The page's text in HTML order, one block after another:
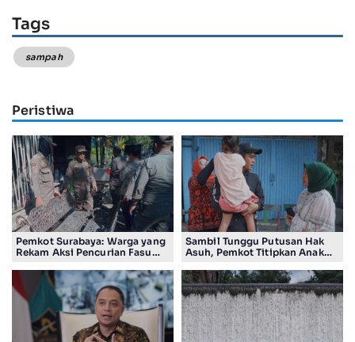
Tags
sampah
Peristiwa
Pemkot Surabaya: Warga yang
Rekam Aksi Pencurian Fasum
Ribu
Sambil Tunggu Putusan Hak
Asuh, Pemkot Titipkan Anak
Aman Kota Surabaya